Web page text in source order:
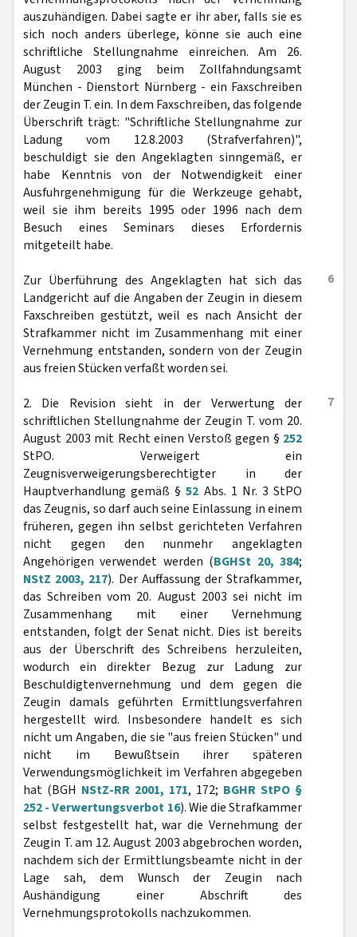
auszuhändigen. Dabei sagte er ihr aber, falls sie es
sich noch anders überlege, könne sie auch eine
schriftliche Stellungnahme einreichen. Am 26.
August 2003 ging beim Zollfahndungsamt
München - Dienstort Nürnberg - ein Faxschreiben
der Zeugin T. ein. In dem Faxschreiben, das folgende
Überschrift trägt: "Schriftliche Stellungnahme zur
Ladung vom 12.8.2003 (Strafverfahren)",
beschuldigt sie den Angeklagten sinngemäß, er
habe Kenntnis von der Notwendigkeit einer
Ausfuhrgenehmigung für die Werkzeuge gehabt,
weil sie ihm bereits 1995 oder 1996 nach dem
Besuch eines Seminars dieses Erfordernis
mitgeteilt habe.
6
Zur Überführung des Angeklagten hat sich das
Landgericht auf die Angaben der Zeugin in diesem
Faxschreiben gestützt, weil es nach Ansicht der
Strafkammer nicht im Zusammenhang mit einer
Vernehmung entstanden, sondern von der Zeugin
aus freien Stücken verfaßt worden sei.
7
2. Die Revision sieht in der Verwertung der
schriftlichen Stellungnahme der Zeugin T. vom 20.
August 2003 mit Recht einen Verstoß gegen § 252
StPO. Verweigert ein
Zeugnisverweigerungsberechtigter in der
Hauptverhandlung gemäß §52 Abs. 1 Nr. 3 StPO
das Zeugnis, so darf auch seine Einlassung in einem
früheren, gegen ihn selbst gerichteten Verfahren
nicht gegen den nunmehr angeklagten
Angehörigen verwendet werden (BGHSt 20, 384;
NStZ 2003, 217). Der Auffassung der Strafkammer,
das Schreiben vom 20. August 2003 sei nicht im
Zusammenhang mit einer Vernehmung
entstanden, folgt der Senat nicht. Dies ist bereits
aus der Überschrift des Schreibens herzuleiten,
wodurch ein direkter Bezug zur Ladung zur
Beschuldigtenvernehmung und dem gegen die
Zeugin damals geführten Ermittlungsverfahren
hergestellt wird. Insbesondere handelt es sich
nicht um Angaben, die sie "aus freien Stücken" und
nicht im Bewußtsein ihrer späteren
Verwendungsmöglichkeit im Verfahren abgegeben
hat (BGH NStZ-RR 2001, 171, 172; BGHR StPO §
252 - Verwertungsverbot 16). Wie die Strafkammer
selbst festgestellt hat, war die Vernehmung der
Zeugin T. am 12. August 2003 abgebrochen worden,
nachdem sich der Ermittlungsbeamte nicht in der
Lage sah, dem Wunsch der Zeugin nach
Aushändigung einer Abschrift des
Vernehmungsprotokolls nachzukommen.